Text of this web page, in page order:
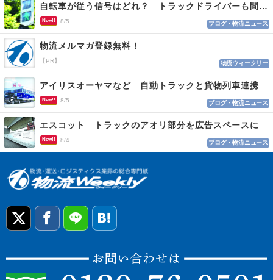
自転車が従う信号はどれ？ トラックドライバーも問われる認識
New!! 8/5 ブログ・物流ニュース
物流メルマガ登録無料！
【PR】 物流ウィークリー
アイリスオーヤマなど 自動トラックと貨物列車連携
New!! 8/5 ブログ・物流ニュース
エスコット トラックのアオリ部分を広告スペースに
New!! 8/4 ブログ・物流ニュース